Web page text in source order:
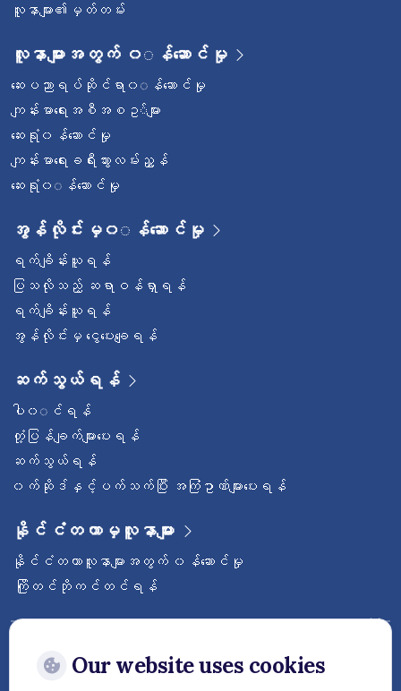
လူနာများ၏မှတ်တမ်း
လူနာများအတွက် ၀◌န်ဆောင်မှု
ဆေးပညာရပ်ဆိုင်ရာ၀◌န်ဆောင်မှု
ကျန်းမာရေးအစီအစဥ◌်များ
ဆေးရုံ၀န်ဆောင်မှု
ကျန်းမာရေးခရီးသွားလမ်းညွှန်
ဆေးရုံ၀◌န်ဆောင်မှု
အွန်လိုင်းမှ၀◌န်ဆောင်မှု
ရက်ချိန်းယူရန်
ပြသလိုသည့် ဆရာဝန်ရှာရန်
ရက်ချိန်းယူရန်
အွန်လိုင်းမှ ငွေပေးချေရန်
ဆက်သွယ်ရန်
ပါ၀◌င်ရန်
တုံ့ပြန်ချက်များပေးရန်
ဆက်သွယ်ရန်
၀က်ဆိုဒ်နှင့်ပက်သက်ပြီး အကြံဥာဏ်များပေးရန်
နိုင်ငံတကာမှလူနာများ
နိုင်ငံတကာလူနာများအတွက် ၀န်ဆောင်မှု
ကြိုတင်ဘိုကင်တင်ရန်
ဝေ့ဌာနီနိုင်ငံတကာဆေးရုံကြီးကို follow လုပ်
ထားပါ
Our website uses cookies